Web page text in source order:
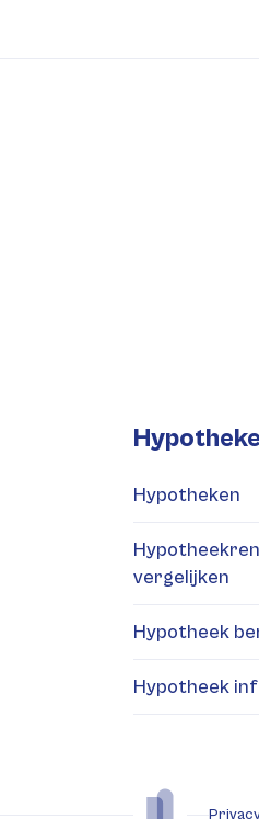
Hypotheken
vergelijken
Hypotheek
Hypotheek